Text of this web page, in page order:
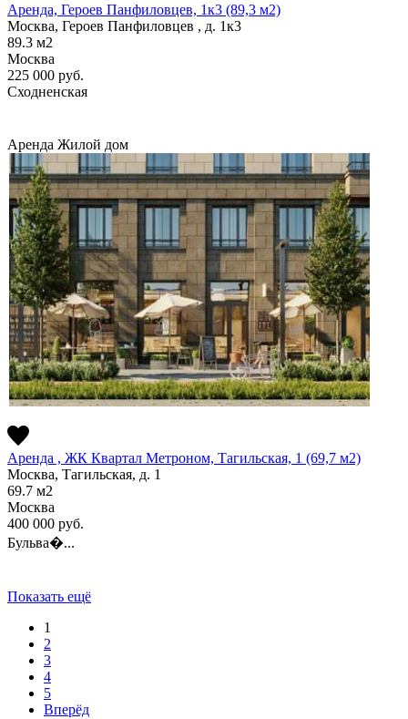
Аренда, Героев Панфиловцев, 1к3 (89,3 м2)
Москва, Героев Панфиловцев , д. 1к3
89.3 м2
Москва
225 000 руб.
Сходненская
Аренда Жилой дом
Аренда , ЖК Квартал Метроном, Тагильская, 1 (69,7 м2)
Москва, Тагильская, д. 1
69.7 м2
Москва
400 000 руб.
Бульва�...
Показать ещё
1
2
3
4
5
Вперёд